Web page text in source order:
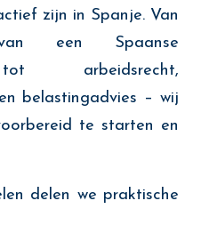
zijn in Spanje. Van
een Spaanse
arbeidsrecht,
belastingadvies – wij
te starten en
delen we praktische